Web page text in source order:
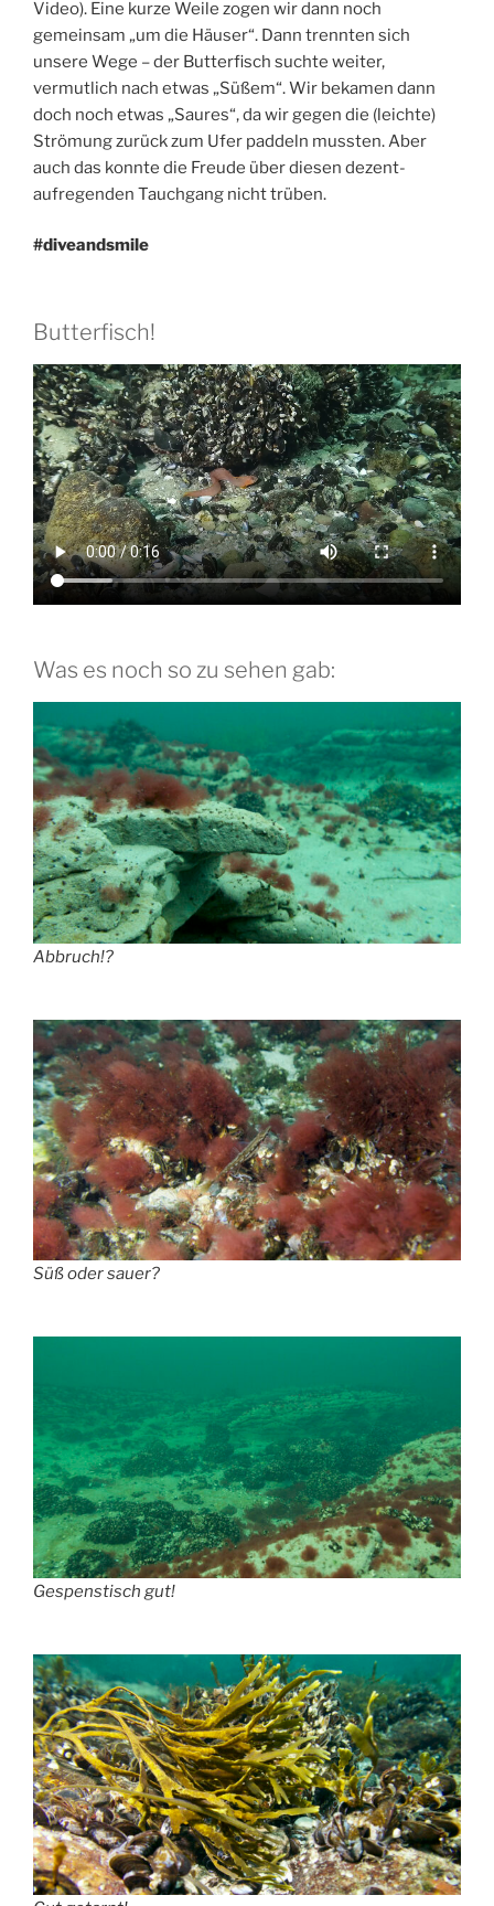
Video). Eine kurze Weile zogen wir dann noch
gemeinsam „um die Häuser“. Dann trennten sich
unsere Wege – der Butterfisch suchte weiter,
vermutlich nach etwas „Süßem“. Wir bekamen dann
doch noch etwas „Saures“, da wir gegen die (leichte)
Strömung zurück zum Ufer paddeln mussten. Aber
auch das konnte die Freude über diesen dezent-
aufregenden Tauchgang nicht trüben.
#diveandsmile
Butterfisch!
Was es noch so zu sehen gab:
Abbruch!?
Süß oder sauer?
Gespenstisch gut!